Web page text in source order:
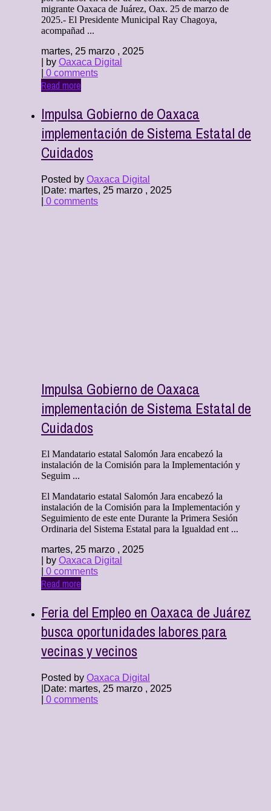
migrante Oaxaca de Juárez, Oax. 25 de marzo de
2025.- El Presidente Municipal Ray Chagoya,
acompañad ...
martes, 25 marzo , 2025
| by Oaxaca Digital
0 comments
Read more
Impulsa Gobierno de Oaxaca
implementación de Sistema Estatal de
Cuidados
Posted by Oaxaca Digital
Date: martes, 25 marzo , 2025
0 comments
Impulsa Gobierno de Oaxaca
implementación de Sistema Estatal de
Cuidados
El Mandatario estatal Salomón Jara encabezó la
instalación de la Comisión para la Implementación y
Seguim ...
El Mandatario estatal Salomón Jara encabezó la
instalación de la Comisión para la Implementación y
Seguimiento de este ente Durante la Primera Sesión
Ordinaria del Sistema Estatal para la Igualdad ent ...
martes, 25 marzo , 2025
| by Oaxaca Digital
0 comments
Read more
Feria del Empleo en Oaxaca de Juárez
busca oportunidades labores para
vecinas y vecinos
Posted by Oaxaca Digital
Date: martes, 25 marzo , 2025
0 comments